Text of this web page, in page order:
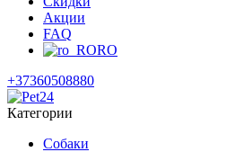
Акции
FAQ
RO
+37360508880
Категории
Собаки